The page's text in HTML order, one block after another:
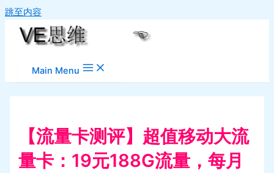
跳至内容
Main Menu
【流量卡测评】超值移动大流
量卡：19元188G流量，每月